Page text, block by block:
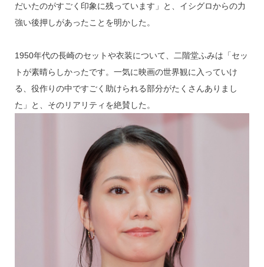
だいたのがすごく印象に残っています」と、イシグロからの力
強い後押しがあったことを明かした。
1950年代の長崎のセットや衣装について、二階堂ふみは「セッ
トが素晴らしかったです。一気に映画の世界観に入っていけ
る、役作りの中ですごく助けられる部分がたくさんありまし
た」と、そのリアリティを絶賛した。